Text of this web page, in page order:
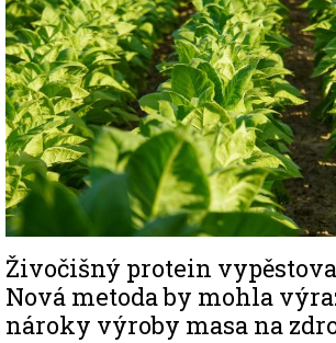
Živočišný protein
Nová metoda by mohla
nároky výroby masa na